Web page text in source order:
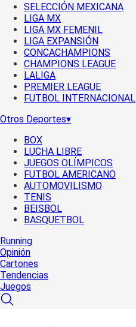
SELECCIÓN MEXICANA
LIGA MX
LIGA MX FEMENIL
LIGA EXPANSIÓN
CONCACHAMPIONS
CHAMPIONS LEAGUE
LALIGA
PREMIER LEAGUE
FUTBOL INTERNACIONAL
Otros Deportes▾
BOX
LUCHA LIBRE
JUEGOS OLÍMPICOS
FUTBOL AMERICANO
AUTOMOVILISMO
TENIS
BEISBOL
BASQUETBOL
Running
Opinión
Cartones
Tendencias
Juegos